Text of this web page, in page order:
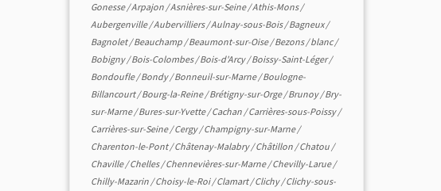
Gonesse/Arpajon /Asnières-sur-Seine/Athis-Mons/
Aubergenville/Aubervilliers/Aulnay-sous-Bois/Bagneux/
Bagnolet/Beauchamp /Beaumont-sur-Oise/Bezons/blanc/
Bobigny/Bois-Colombes/Bois-d'Arcy/Boissy-Saint-Léger/
Bondoufle/Bondy/Bonneuil-sur-Marne/Boulogne-
Billancourt/Bourg-la-Reine/Brétigny-sur-Orge/Brunoy/Bry-
sur-Marne/Bures-sur-Yvette/Cachan /Carrières-sous-Poissy/
Carrières-sur-Seine/Cergy/Champigny-sur-Marne/
Charenton-le-Pont/Châtenay-Malabry/Châtillon /Chatou /
Chaville/Chelles/Chennevières-sur-Marne/Chevilly-Larue/
Chilly-Mazarin /Choisy-le-Roi/Clamart/Clichy/Clichy-sous-